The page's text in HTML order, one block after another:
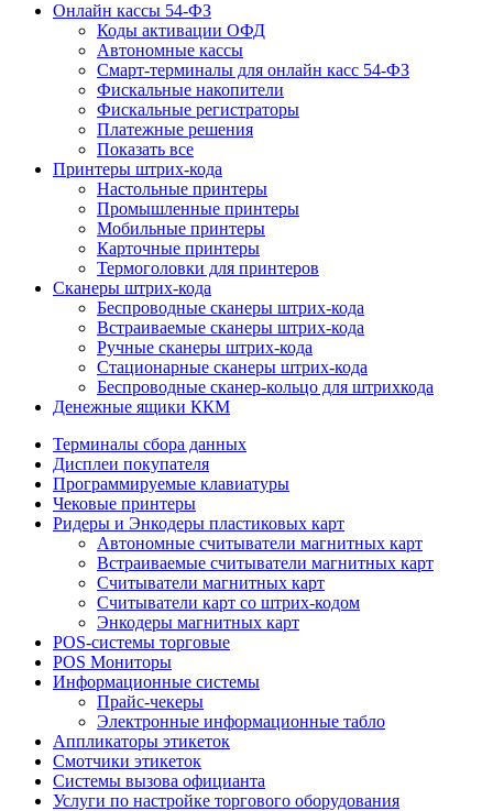
Онлайн кассы 54-ФЗ
Коды активации ОФД
Автономные кассы
Смарт-терминалы для онлайн касс 54-ФЗ
Фискальные накопители
Фискальные регистраторы
Платежные решения
Показать все
Принтеры штрих-кода
Настольные принтеры
Промышленные принтеры
Мобильные принтеры
Карточные принтеры
Термоголовки для принтеров
Сканеры штрих-кода
Беспроводные сканеры штрих-кода
Встраиваемые сканеры штрих-кода
Ручные сканеры штрих-кода
Стационарные сканеры штрих-кода
Беспроводные сканер-кольцо для штрихкода
Денежные ящики ККМ
Терминалы сбора данных
Дисплеи покупателя
Программируемые клавиатуры
Чековые принтеры
Ридеры и Энкодеры пластиковых карт
Автономные считыватели магнитных карт
Встраиваемые считыватели магнитных карт
Считыватели магнитных карт
Считыватели карт со штрих-кодом
Энкодеры магнитных карт
POS-системы торговые
POS Мониторы
Информационные системы
Прайс-чекеры
Электронные информационные табло
Аппликаторы этикеток
Смотчики этикеток
Системы вызова официанта
Услуги по настройке торгового оборудования